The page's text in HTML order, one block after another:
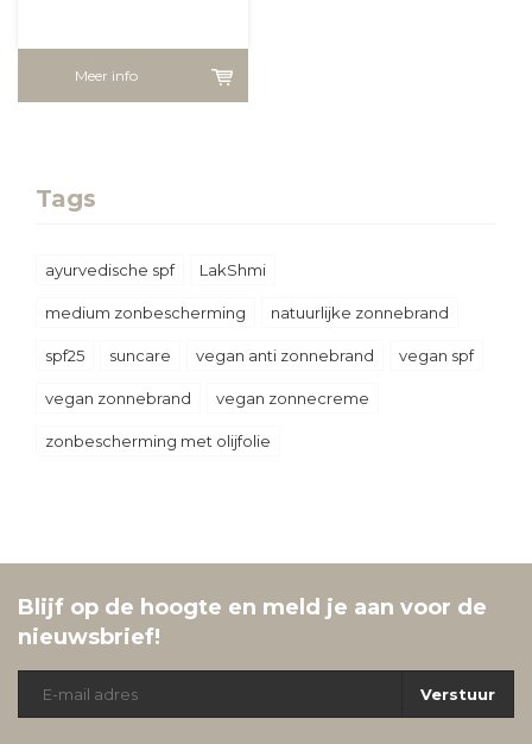
Meer info
Tags
ayurvedische spf LakShmi
medium zonbescherming natuurlijke zonnebrand
spf25 suncare vegan anti zonnebrand vegan spf
vegan zonnebrand vegan zonnecreme
zonbescherming met olijfolie
Blijf op de hoogte en meld je aan voor de
nieuwsbrief!
Verstuur